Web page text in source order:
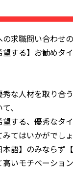
求職問い合わせの
望する】お勧めタ
な人材を取り合
、
望する、優秀なタ
てはいかがでしょ
語】のみならず
いモチベーショ